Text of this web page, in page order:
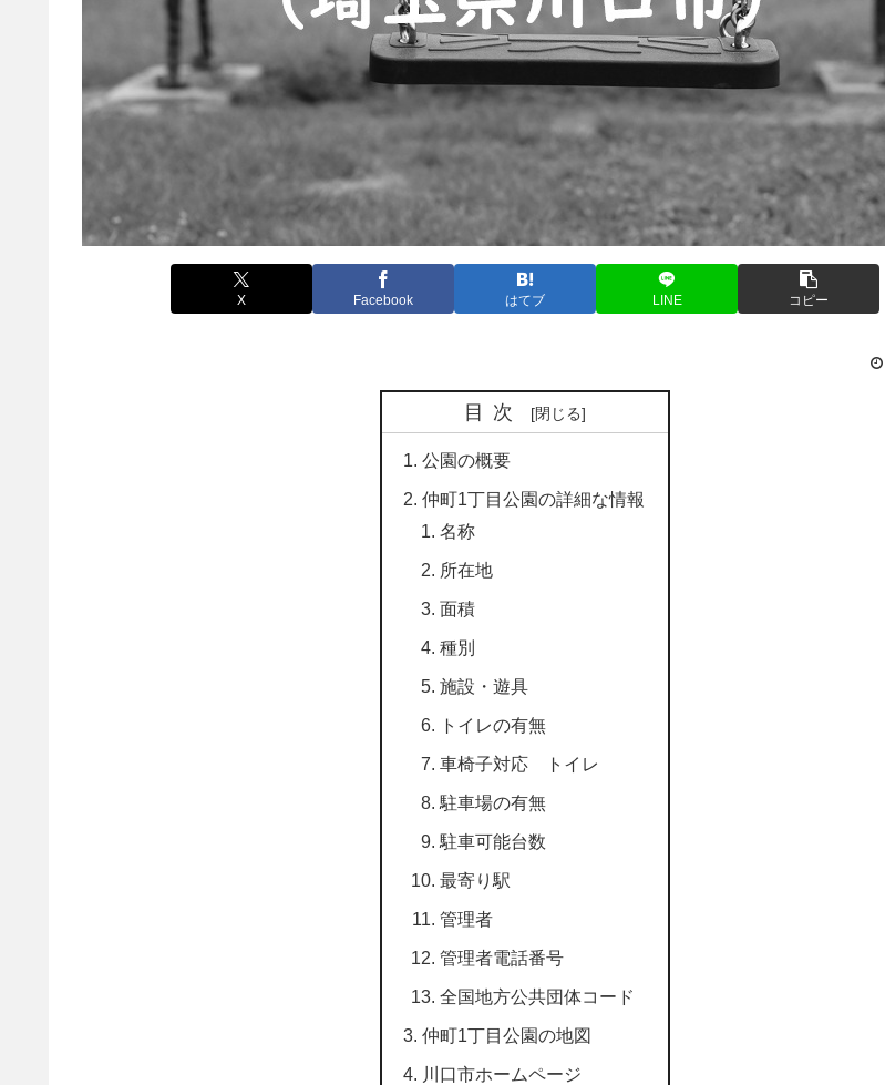
X Facebook はてブ LINE コピー
目次
公園の概要
仲町1丁目公園の詳細な情報
名称
所在地
面積
種別
施設・遊具
トイレの有無
車椅子対応 トイレ
駐車場の有無
駐車可能台数
最寄り駅
管理者
管理者電話番号
全国地方公共団体コード
仲町1丁目公園の地図
川口市ホームページ